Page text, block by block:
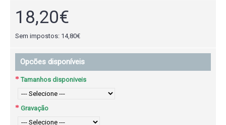
18,20€
Sem impostos: 14,80€
Opcões disponíveis
Tamanhos disponiveis
Gravação